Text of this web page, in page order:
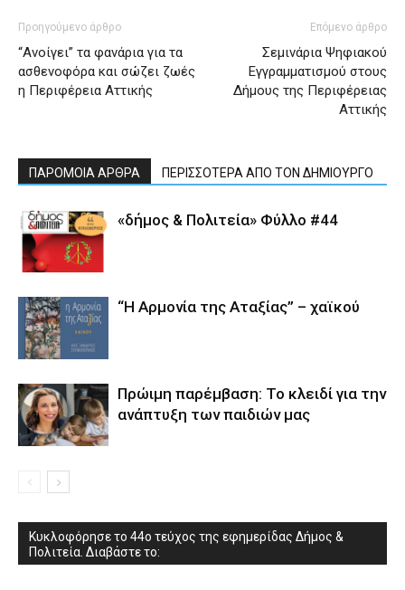
Προηγούμενο άρθρο
“Ανοίγει” τα φανάρια για τα
ασθενοφόρα και σώζει ζωές
η Περιφέρεια Αττικής
Επόμενο άρθρο
Σεμινάρια Ψηφιακού
Εγγραμματισμού στους
Δήμους της Περιφέρειας
Αττικής
ΠΑΡΟΜΟΙΑ ΑΡΘΡΑ ΠΕΡΙΣΣΟΤΕΡΑ ΑΠΟ ΤΟΝ ΔΗΜΙΟΥΡΓΟ
«δήμος & Πολιτεία» Φύλλο #44
“Η Αρμονία της Αταξίας” – χαϊκού
Πρώιμη παρέμβαση: Το κλειδί για την
ανάπτυξη των παιδιών µας
Κυκλοφόρησε το 44ο τεύχος της εφημερίδας Δήμος &
Πολιτεία. Διαβάστε το: